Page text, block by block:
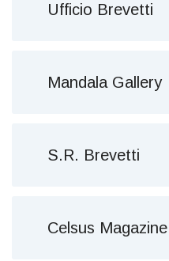
Ufficio Brevetti
Mandala Gallery
S.R. Brevetti
Celsus Magazine